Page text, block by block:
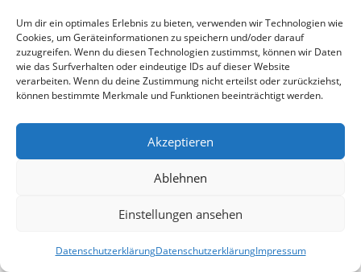
Um dir ein optimales Erlebnis zu bieten, verwenden wir Technologien wie
Cookies, um Geräteinformationen zu speichern und/oder darauf
zuzugreifen. Wenn du diesen Technologien zustimmst, können wir Daten
wie das Surfverhalten oder eindeutige IDs auf dieser Website
verarbeiten. Wenn du deine Zustimmung nicht erteilst oder zurückziehst,
können bestimmte Merkmale und Funktionen beeinträchtigt werden.
Akzeptieren
Ablehnen
Einstellungen ansehen
DatenschutzerklärungDatenschutzerklärungImpressum
Drogenwerbung bieten.
Der Admin meint auch, daß auf seiner Website alles
Rechtens sei.
Na klar, darum haben sie ja auch vergessen ein Impressum
anzugeben.
Admin spielt auf Drogenwebsite
wichtig
Originalposting auf der Drogenwebsite von Liquid , heute
schicken indem ich die